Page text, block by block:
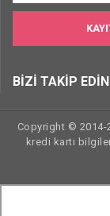
BİZİ TAKİP EDİN
Copyright © 2014-
kredi kartı